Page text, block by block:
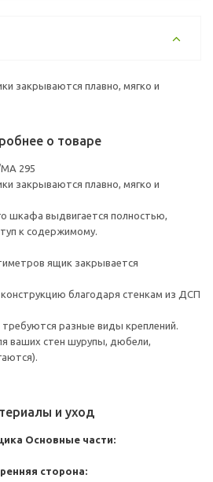
закрываются плавно, мягко и
о товаре
295
закрываются плавно, мягко и
шкафа выдвигается полностью,
к содержимому.
ящик закрывается
благодаря стенкам из ДСП
требуются разные виды креплений.
ваших стен шурупы, дюбели,
и уход
Основные части:
сторона: